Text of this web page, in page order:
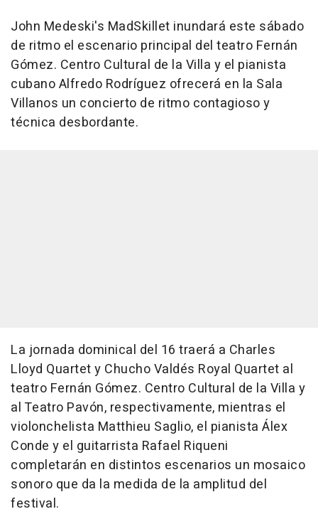
John Medeski's MadSkillet inundará este sábado
de ritmo el escenario principal del teatro Fernán
Gómez. Centro Cultural de la Villa y el pianista
cubano Alfredo Rodríguez ofrecerá en la Sala
Villanos un concierto de ritmo contagioso y
técnica desbordante.
La jornada dominical del 16 traerá a Charles
Lloyd Quartet y Chucho Valdés Royal Quartet al
teatro Fernán Gómez. Centro Cultural de la Villa y
al Teatro Pavón, respectivamente, mientras el
violonchelista Matthieu Saglio, el pianista Álex
Conde y el guitarrista Rafael Riqueni
completarán en distintos escenarios un mosaico
sonoro que da la medida de la amplitud del
festival.